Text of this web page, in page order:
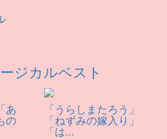
ジカルベスト
あ
の
「うらしまたろう」
「ねずみの嫁入り」
「は...